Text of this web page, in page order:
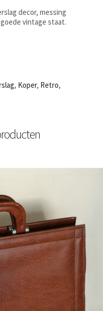
decor, messing
vintage staat.
, Koper, Retro,